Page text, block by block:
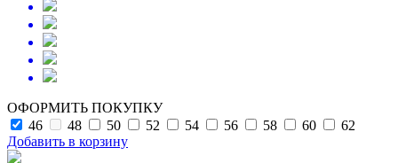
ОФОРМИТЬ ПОКУПКУ
46
48 50 52 54 56 58 60
62
Добавить в корзину